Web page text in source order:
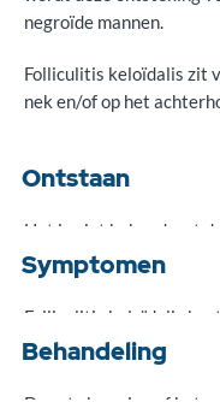
negroïde mannen.
Folliculitis keloïdalis zit
nek en/of op het
Ontstaan
Het is niet bekend wat
haarzakjes veroorzaakt.
Symptomen
Folliculitis keloïdalis
‘behaarde gebieden’,
Deze bultjes irriteren of
Behandeling